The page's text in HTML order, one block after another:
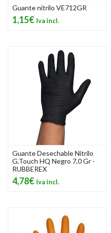
Guante nitrilo VE712GR
1,15€
Guante Desechable Nitrilo
G.Touch HQ Negro 7,0 Gr -
RUBBEREX
4,78€